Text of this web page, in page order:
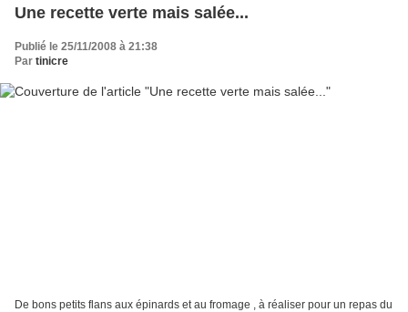
Une recette verte mais salée...
Publié le 25/11/2008 à 21:38
Par tinicre
De bons petits flans aux épinards et au fromage , à réaliser pour un repas du